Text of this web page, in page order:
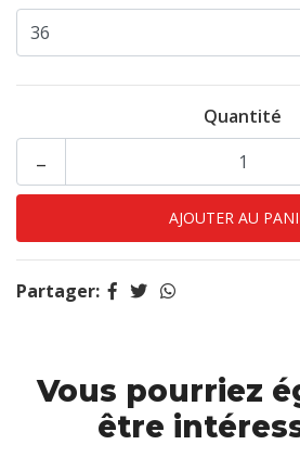
Quantité
-
Partager:
Vous pourriez
être